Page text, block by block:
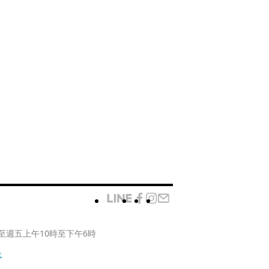
週五上午10時至下午6時